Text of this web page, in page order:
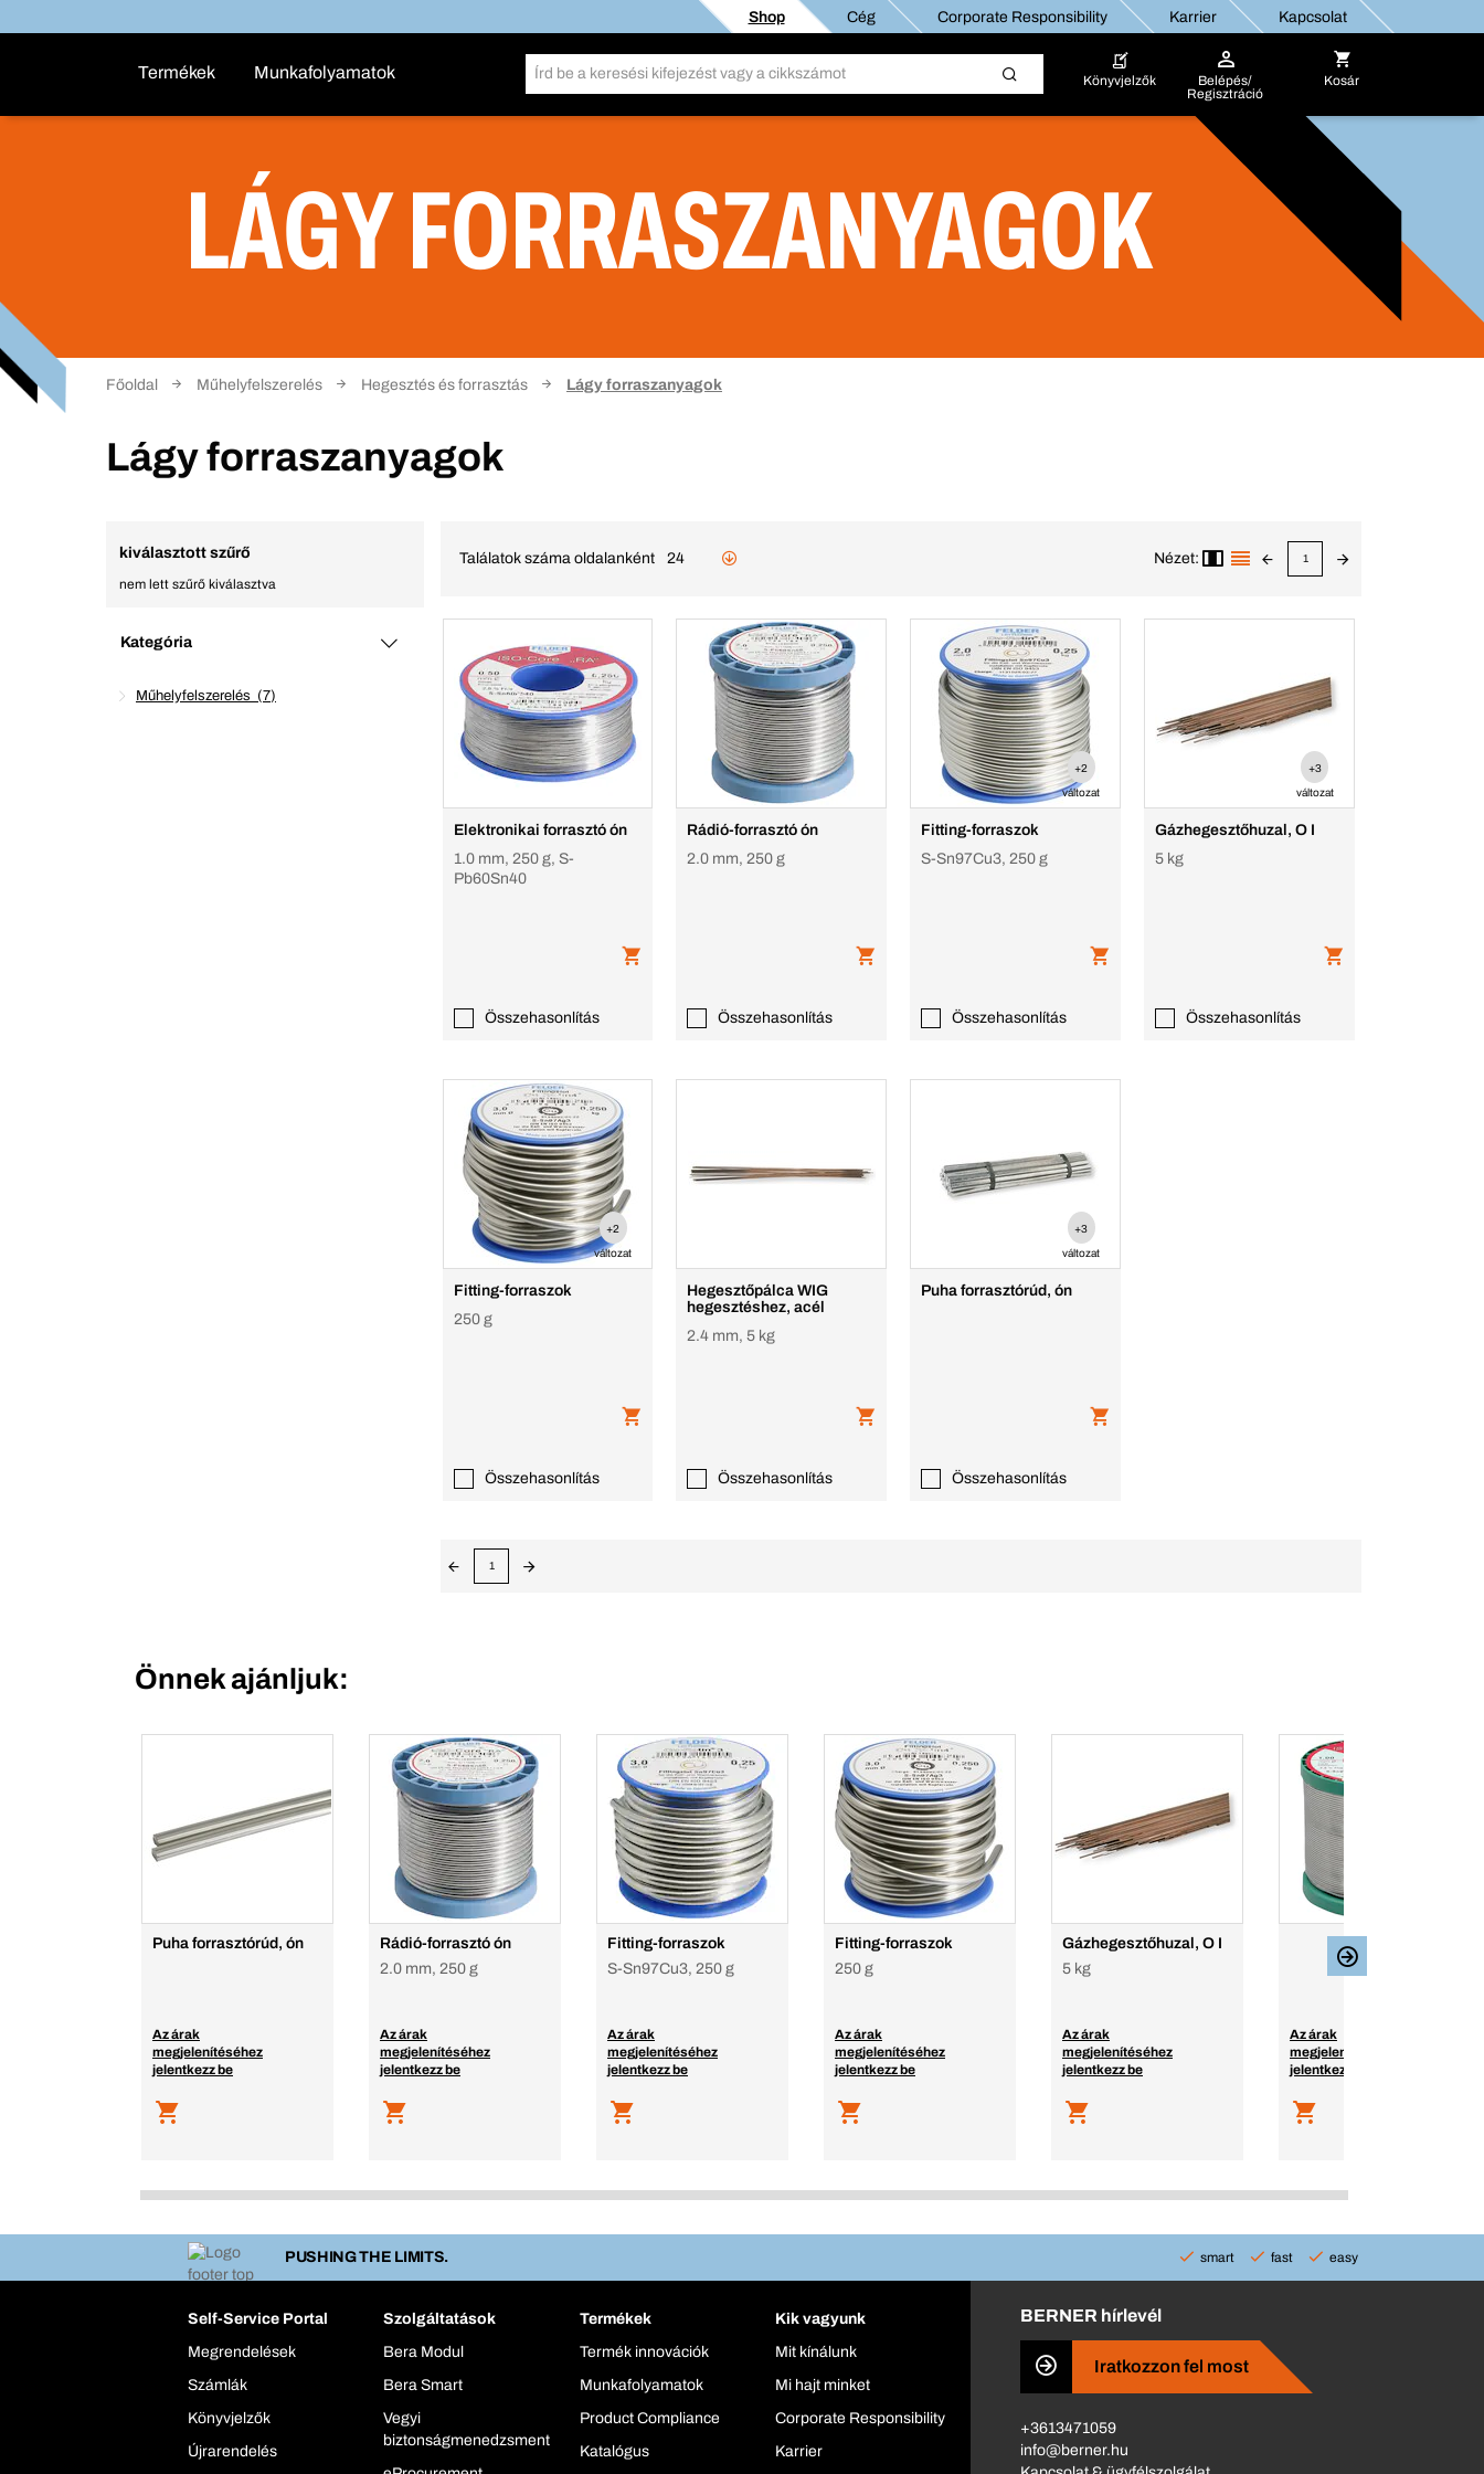
Shop Cég Corporate Responsibility Karrier Kapcsolat
Termékek Munkafolyamatok Könyvjelzők
Belépés/
Regisztráció
Kosár
LÁGY FORRASZANYAGOK
Főoldal Műhelyfelszerelés Hegesztés és forrasztás Lágy forraszanyagok
Lágy forraszanyagok
kiválasztott szűrő
nem lett szűrő kiválasztva
Kategória
Műhelyfelszerelés 7
Találatok száma oldalanként 24 Nézet: 1
Elektronikai forrasztó ón
1.0 mm, 250 g, S-
Pb60Sn40
Összehasonlítás
Rádió-forrasztó ón
2.0 mm, 250 g
Összehasonlítás
+2
változat
Fitting-forraszok
S-Sn97Cu3, 250 g
Összehasonlítás
+3
változat
Gázhegesztőhuzal, O I
5 kg
Összehasonlítás
+2
változat
Fitting-forraszok
250 g
Összehasonlítás
Hegesztőpálca WIG
hegesztéshez, acél
2.4 mm, 5 kg
Összehasonlítás
+3
változat
Puha forrasztórúd, ón
Összehasonlítás
1
Önnek ajánljuk:
Puha forrasztórúd, ón
Az árak
megjelenítéséhez
jelentkezz be
Rádió-forrasztó ón
2.0 mm, 250 g
Az árak
megjelenítéséhez
jelentkezz be
Fitting-forraszok
S-Sn97Cu3, 250 g
Az árak
megjelenítéséhez
jelentkezz be
Fitting-forraszok
250 g
Az árak
megjelenítéséhez
jelentkezz be
Gázhegesztőhuzal, O I
5 kg
Az árak
megjelenítéséhez
jelentkezz be
Az árak
megjelenítéséhez
jelentkezz be
PUSHING THE LIMITS. smart fast easy
Self-Service Portal
Megrendelések
Számlák
Könyvjelzők
Újrarendelés
Szolgáltatások
Bera Modul
Bera Smart
Vegyi
biztonságmenedzsment
Termékek
Termék innovációk
Munkafolyamatok
Product Compliance
Katalógus
Kik vagyunk
Mit kínálunk
Mi hajt minket
Corporate Responsibility
Karrier
BERNER hírlevél
Iratkozzon fel most
+3613471059
info@berner.hu